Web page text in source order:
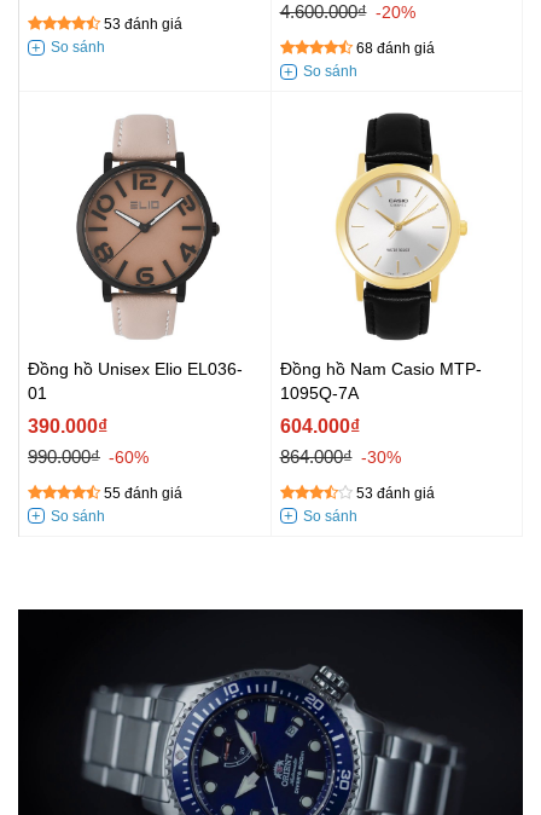
53 đánh giá
4.600.000₫ -20%
68 đánh giá
Đồng hồ Unisex Elio EL036-
01
390.000₫
990.000₫ -60%
55 đánh giá
Đồng hồ Nam Casio MTP-
1095Q-7A
604.000₫
864.000₫ -30%
53 đánh giá